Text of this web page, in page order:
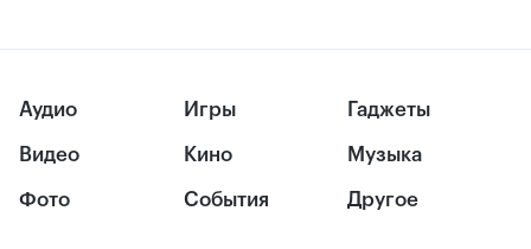
Аудио
Видео
Фото
Игры
Кино
События
Гаджеты
Музыка
Другое